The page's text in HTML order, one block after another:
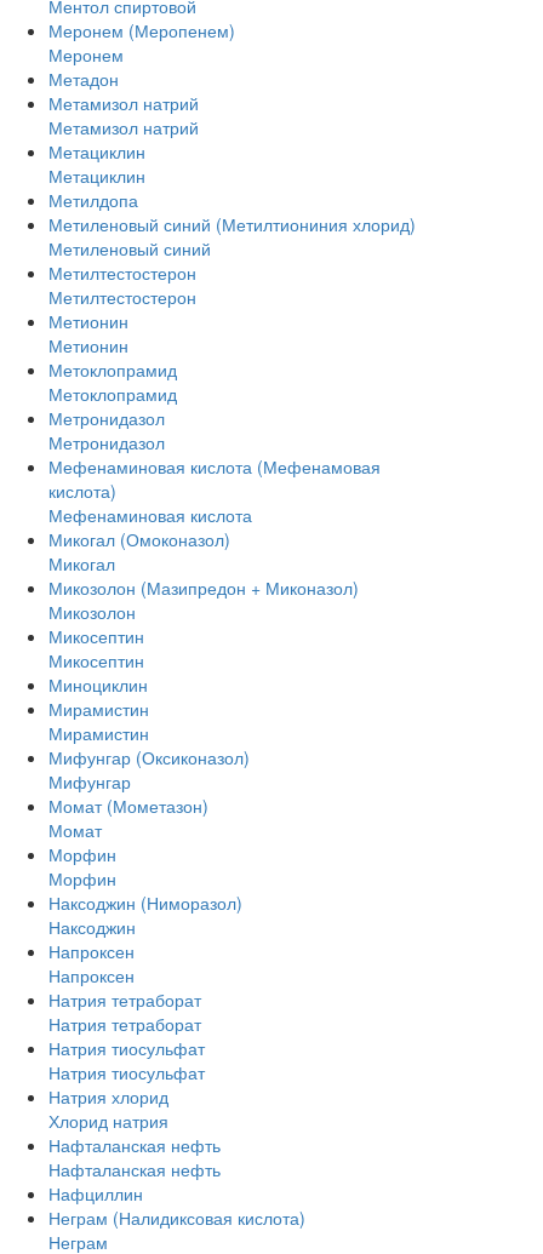
Ментол спиртовой
Меронем (Меропенем)
Меронем
Метадон
Метамизол натрий
Метамизол натрий
Метациклин
Метациклин
Метилдопа
Метиленовый синий (Метилтиониния хлорид)
Метиленовый синий
Метилтестостерон
Метилтестостерон
Метионин
Метионин
Метоклопрамид
Метоклопрамид
Метронидазол
Метронидазол
Мефенаминовая кислота (Мефенамовая
кислота)
Мефенаминовая кислота
Микогал (Омоконазол)
Микогал
Микозолон (Мазипредон + Миконазол)
Микозолон
Микосептин
Микосептин
Миноциклин
Мирамистин
Мирамистин
Мифунгар (Оксиконазол)
Мифунгар
Момат (Мометазон)
Момат
Морфин
Морфин
Наксоджин (Ниморазол)
Наксоджин
Напроксен
Напроксен
Натрия тетраборат
Натрия тетраборат
Натрия тиосульфат
Натрия тиосульфат
Натрия хлорид
Хлорид натрия
Нафталанская нефть
Нафталанская нефть
Нафциллин
Неграм (Налидиксовая кислота)
Неграм